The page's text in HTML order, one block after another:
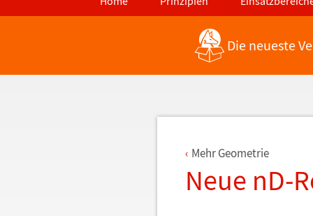
Zurück zu den neuesten FeaturesDie neueste
Mehr Geometrie
Neue nD-